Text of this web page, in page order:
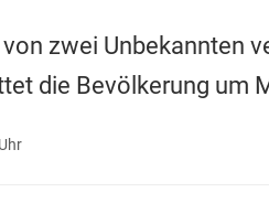
zwei Unbekannten
die Bevölkerung um